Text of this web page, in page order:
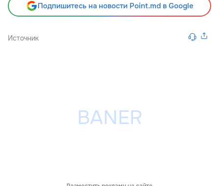
Подпишитесь на новости Point.md в Google
Источник